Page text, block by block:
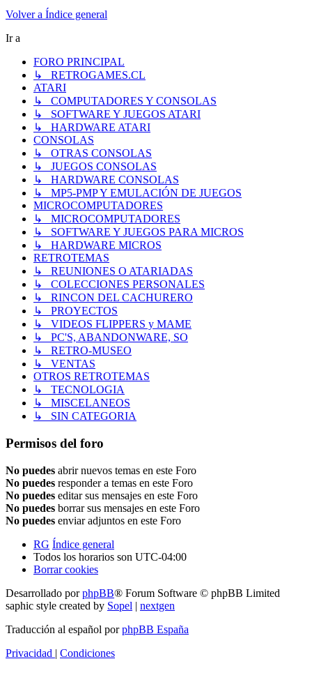
Volver a Índice general
Ir a
FORO PRINCIPAL
↳ RETROGAMES.CL
ATARI
↳ COMPUTADORES Y CONSOLAS
↳ SOFTWARE Y JUEGOS ATARI
↳ HARDWARE ATARI
CONSOLAS
↳ OTRAS CONSOLAS
↳ JUEGOS CONSOLAS
↳ HARDWARE CONSOLAS
↳ MP5-PMP Y EMULACIÓN DE JUEGOS
MICROCOMPUTADORES
↳ MICROCOMPUTADORES
↳ SOFTWARE Y JUEGOS PARA MICROS
↳ HARDWARE MICROS
RETROTEMAS
↳ REUNIONES O ATARIADAS
↳ COLECCIONES PERSONALES
↳ RINCON DEL CACHURERO
↳ PROYECTOS
↳ VIDEOS FLIPPERS y MAME
↳ PC'S, ABANDONWARE, SO
↳ RETRO-MUSEO
↳ VENTAS
OTROS RETROTEMAS
↳ TECNOLOGIA
↳ MISCELANEOS
↳ SIN CATEGORIA
Permisos del foro
No puedes abrir nuevos temas en este Foro
No puedes responder a temas en este Foro
No puedes editar sus mensajes en este Foro
No puedes borrar sus mensajes en este Foro
No puedes enviar adjuntos en este Foro
RG Índice general
Todos los horarios son UTC-04:00
Borrar cookies
Desarrollado porphpBB® Forum Software © phpBB Limited
saphic style created by Sopel | nextgen
Traducción al español porphpBB España
Privacidad | Condiciones